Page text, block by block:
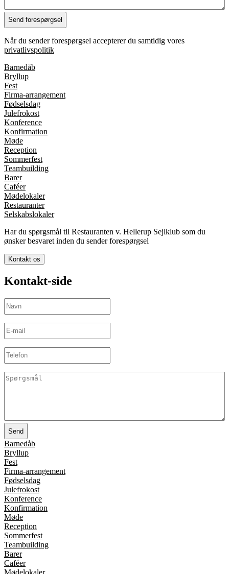
Når du sender forespørgsel accepterer du samtidig vores
privatlivspolitik
Barnedåb
Bryllup
Fest
Firma-arrangement
Fødselsdag
Julefrokost
Konference
Konfirmation
Møde
Reception
Sommerfest
Teambuilding
Barer
Caféer
Mødelokaler
Restauranter
Selskabslokaler
Har du spørgsmål til Restauranten v. Hellerup Sejlklub som du
ønsker besvaret inden du sender forespørgsel
Kontakt os
Kontakt-side
Navn
E-
mail(Påkrævet)
Telefon
Spørgsmål(Påkrævet)
Barnedåb
Bryllup
Fest
Firma-arrangement
Fødselsdag
Julefrokost
Konference
Konfirmation
Møde
Reception
Sommerfest
Teambuilding
Barer
Caféer